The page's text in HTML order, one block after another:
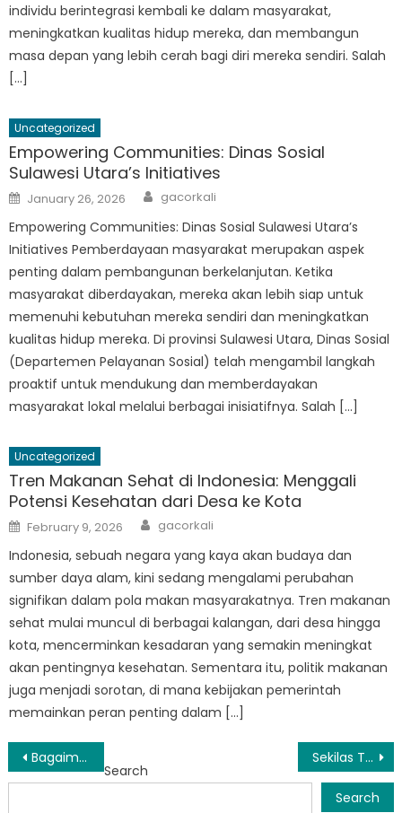
individu berintegrasi kembali ke dalam masyarakat,
meningkatkan kualitas hidup mereka, dan membangun
masa depan yang lebih cerah bagi diri mereka sendiri. Salah
[…]
Uncategorized
Empowering Communities: Dinas Sosial
Sulawesi Utara’s Initiatives
Posted
on
January 26, 2026 Author
gacorkali
Empowering Communities: Dinas Sosial Sulawesi Utara’s
Initiatives Pemberdayaan masyarakat merupakan aspek
penting dalam pembangunan berkelanjutan. Ketika
masyarakat diberdayakan, mereka akan lebih siap untuk
memenuhi kebutuhan mereka sendiri dan meningkatkan
kualitas hidup mereka. Di provinsi Sulawesi Utara, Dinas Sosial
(Departemen Pelayanan Sosial) telah mengambil langkah
proaktif untuk mendukung dan memberdayakan
masyarakat lokal melalui berbagai inisiatifnya. Salah […]
Uncategorized
Tren Makanan Sehat di Indonesia: Menggali
Potensi Kesehatan dari Desa ke Kota
Posted
on
February 9, 2026 Author
gacorkali
Indonesia, sebuah negara yang kaya akan budaya dan
sumber daya alam, kini sedang mengalami perubahan
signifikan dalam pola makan masyarakatnya. Tren makanan
sehat mulai muncul di berbagai kalangan, dari desa hingga
kota, mencerminkan kesadaran yang semakin meningkat
akan pentingnya kesehatan. Sementara itu, politik makanan
juga menjadi sorotan, di mana kebijakan pemerintah
memainkan peran penting dalam […]
Post
navigation
Bagaimana Dinsos Bitung Membuat Perubahan dalam Kehidupan Anak dan Keluarga Sekilas Tentang Dinsos Kotamobagu: Pusat Program Kesejahteraan Sosial
Search
Search